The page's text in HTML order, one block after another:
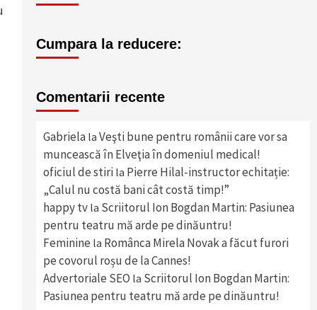
Cumpara la reducere:
Comentarii recente
Gabrielala Veşti bune pentru românii care vor sa
muncească în Elveţia în domeniul medical!
oficiul de stirila Pierre Hilal-instructor echitație:
„Calul nu costă bani cât costă timp!”
happy tvla Scriitorul Ion Bogdan Martin: Pasiunea
pentru teatru mă arde pe dinăuntru!
Feminine la Românca Mirela Novak a făcut furori
pe covorul roșu de la Cannes!
Advertoriale SEO la Scriitorul Ion Bogdan Martin:
Pasiunea pentru teatru mă arde pe dinăuntru!